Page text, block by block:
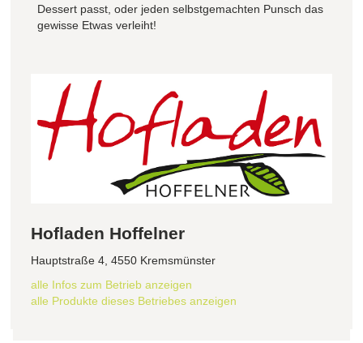
Dessert passt, oder jeden selbstgemachten Punsch das
gewisse Etwas verleiht!
Hofladen Hoffelner
Hauptstraße 4, 4550 Kremsmünster
alle Infos zum Betrieb anzeigen
alle Produkte dieses Betriebes anzeigen